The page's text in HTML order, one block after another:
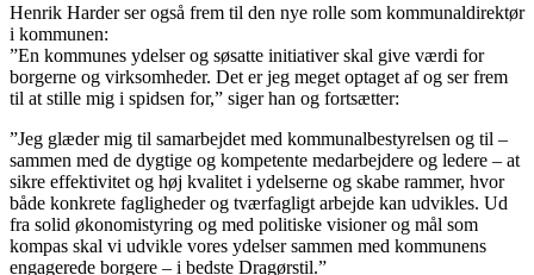
Henrik Harder ser også frem til den nye rolle som kommunaldirektør
i kommunen:
”En kommunes ydelser og søsatte initiativer skal give værdi for
borgerne og virksomheder. Det er jeg meget optaget af og ser frem
til at stille mig i spidsen for,” siger han og fortsætter:
”Jeg glæder mig til samarbejdet med kommunalbestyrelsen og til –
sammen med de dygtige og kompetente medarbejdere og ledere – at
sikre effektivitet og høj kvalitet i ydelserne og skabe rammer, hvor
både konkrete fagligheder og tværfagligt arbejde kan udvikles. Ud
fra solid økonomistyring og med politiske visioner og mål som
kompas skal vi udvikle vores ydelser sammen med kommunens
engagerede borgere – i bedste Dragørstil.”